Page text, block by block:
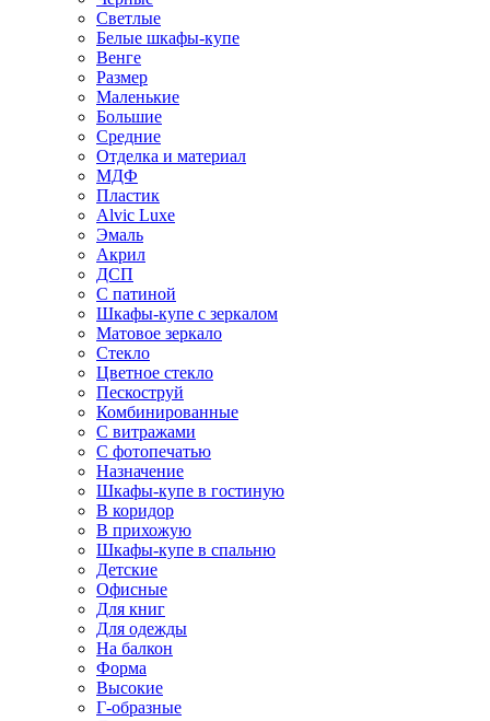
Светлые
Белые шкафы-купе
Венге
Размер
Маленькие
Большие
Средние
Отделка и материал
МДФ
Пластик
Alvic Luxe
Эмаль
Акрил
ДСП
С патиной
Шкафы-купе с зеркалом
Матовое зеркало
Стекло
Цветное стекло
Пескоструй
Комбинированные
С витражами
С фотопечатью
Назначение
Шкафы-купе в гостиную
В коридор
В прихожую
Шкафы-купе в спальню
Детские
Офисные
Для книг
Для одежды
На балкон
Форма
Высокие
Г-образные